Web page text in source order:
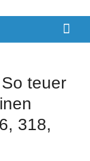
teuer
318,